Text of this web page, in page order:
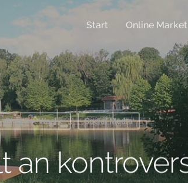
Start Online
Blog Der Woche Social Media
an